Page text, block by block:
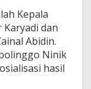
Kepala
Karyadi dan
Abidin.
Ninik
hasil